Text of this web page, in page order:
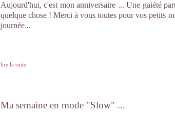
Aujourd'hui, c'est mon anniversaire ... Une gaiété
quelque chose ! Merci à vous toutes pour vos petits
journée...
lire la suite
Ma semaine en mode "Slow" ...